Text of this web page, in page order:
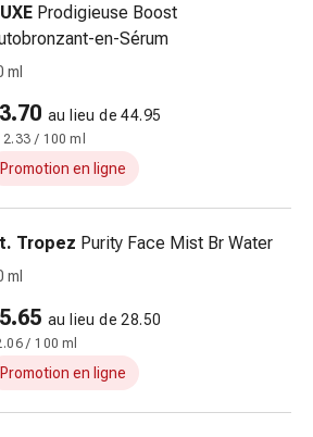
Prodigieuse Boost
en-Sérum
ml
au lieu de 44.95
/ 100 ml
Promotion en ligne
Tropez Purity Face Mist Br Water
ml
au lieu de 28.50
/ 100 ml
Promotion en ligne